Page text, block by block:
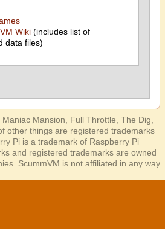
Wiki(includes list of
data files)
Mansion, Full Throttle, The Dig,
other things are registered trademarks
Pi is a trademark of Raspberry Pi
and registered trademarks are owned
ScummVM is not affiliated in any way